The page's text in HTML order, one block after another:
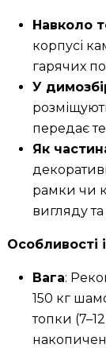
Навколо
корпусі
гарячих
У
передає
Як
рамки чи
вигляду
Особливості
Вага:
150 кг
топки